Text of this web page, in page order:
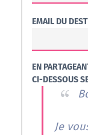
EMAIL DU
EN
CI-DESSOUS
Je